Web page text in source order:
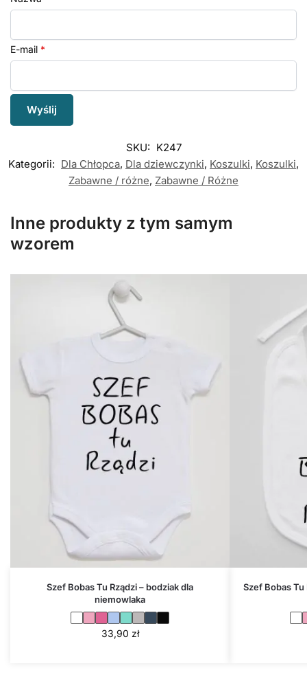
E-mail *
SKU: K247
Kategorii: Dla Chłopca, Dla dziewczynki, Koszulki, Koszulki,
Zabawne / różne, Zabawne / Różne
Inne produkty z tym samym
wzorem
Szef Bobas Tu Rządzi – bodziak dla
niemowlaka
33,90 zł
Szef Bobas Tu